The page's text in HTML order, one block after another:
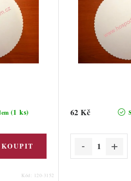
(1 ks)
Kód: 120-3152
62 Kč